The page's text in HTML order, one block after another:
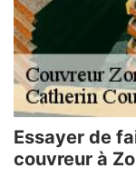
Essayer de
couvreur à